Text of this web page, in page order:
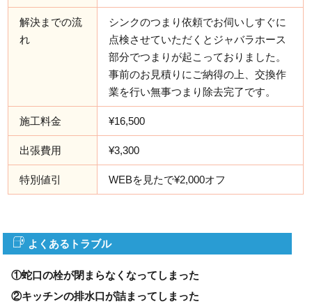
解決までの流
れ
シンクのつまり依頼でお伺いしすぐに
点検させていただくとジャバラホース
部分でつまりが起こっておりました。
事前のお見積りにご納得の上、交換作
業を行い無事つまり除去完了です。
施工料金 ¥16,500
出張費用 ¥3,300
特別値引 WEBを見たで¥2,000オフ
よくあるトラブル
①蛇口の栓が閉まらなくなってしまった
②キッチンの排水口が詰まってしまった